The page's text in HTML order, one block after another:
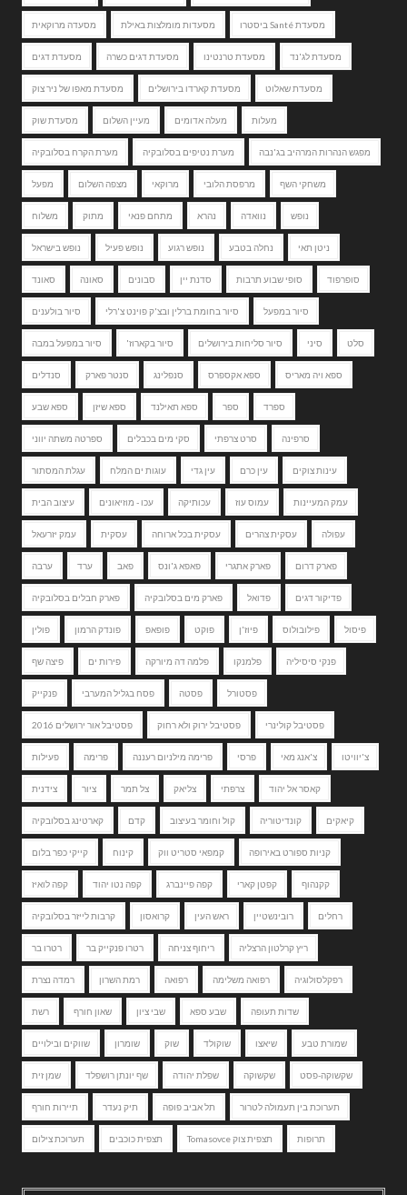
מסעדה מרוקאית מסעדות מומלצות באילת מסעדת Santé ביסטרו
מסעדת דגים מסעדת דגים כשרה מסעדת טרנטינו מסעדת לג'נד
מסעדת מאפו של ניר צוק מסעדת קארדו בירושלים מסעדת שאלוט
מסעדת שוק מעיין השלום מעלה אדומים מעלות
מערת הקרח בסלובקיה מערת נטיפים בסלובקיה מפגש הנהרות המרהיב בג'נבה
מפעל מצפה השלום מרוקאי מרפסת הלובי משחקי השף
משלוח מתוק מתחם פנאי נהרא נוואדה נופש
נופש בישראל נופש פעיל נופש רגוע נחלה בטבע ניטן תאי
סאונד סאונה סבונים סדנת יין סופי שבוע תרבות סופרפוד
סיור בולענים סיור בחומת ברלין ובצ'ק פוינט צ'רלי סיור במפעל
סיור במפעל במבה סיור בקארוז' סיור סליחות בירושלים סיני סלט
סנדלים סנטר פארק סנפלינג ספא אקספרס ספא ויה מאריס
ספא שבע ספא שיזן ספא תאילנד ספר ספרד
ספרטה משתה יווני סקי מים בכבלים סרט צרפתי סרפינה
עגלת המסתור עוגות ים המלח עין גדי עין כרם עינות צוקים
עיצוב הבית עכו - מוזיאונים עכותיקה עמוס עוז עמק המעיינות
עמק יזרעאל עסקית עסקית בכל ארוחה עסקית צהרים עפולה
ערבה ערד פאב פאפא ג'ונס פארק אתגרי פארק דרום
פארק חבלים בסלובקיה פארק מים בסלובקיה פדואל פדיקור דגים
פולין פונדק הרמון פופאפ פוקט פיוז'ן פילובולוס פיסול
פיצה שף פירות ים פלמה דה מיורקה פלמנקו פנקי סיסיליה
פנקייק פסח בגליל המערבי פסטה פסטורל
פסטיבל אור ירושלים 2016 פסטיבל ירוק ולא רחוק פסטיבל קולינרי
פעילות פרימה פרימה מילניום רעננה פרסי צ'אנג מאי צ'יוויטו
צידנית ציור צל תמר צליאק צרפתי קאסר אל יהוד
קארטינג בסלובקיה קדם קול וחומר בעיצוב קונדיטוריה קיאקים
קייקי כפר בלום קינוח קמפאי סטריט ווק קניות ספורט באירופה
קפה לואיז קפה נטו יהוד קפה פיינברג קפטן קארי קקנהוף
קרבות לייזר בסלובקיה קרואסון ראש העין רובינשטיין רחלים
רטרו בר רטרו פנקייק בר ריחוף צניחה ריץ קרלטון הרצליה
רמדה נצרת רמת השרון רפואה רפואה משלימה רפקלסולוגיה
רשת שאון חורף שבי ציון שבע ספא שדות תעופה
שווקים ובילויים שומרון שוק שוקולד שיאצו שמורת טבע
שמן זית שף יונתן רושפלד שפלת יהודה שקשוקה שקשוקה-פסט
תיירות חורף תיק נעדר תל אביב פופה תערוכת בין תעמולה לטרור
תערוכת צילום תצפית כוכבים תצפית צוק Tomasovce תרופות